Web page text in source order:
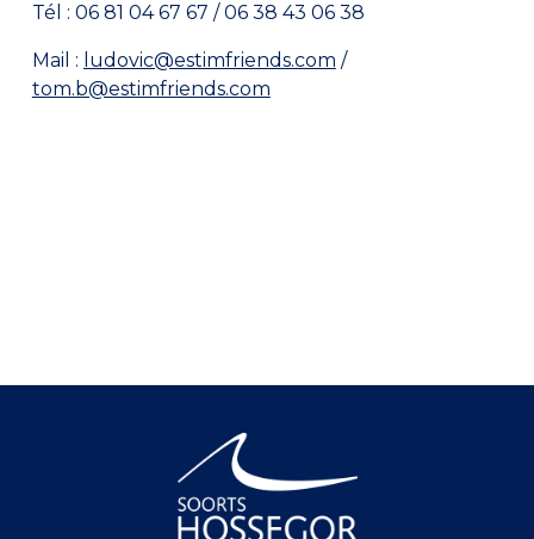
Tél : 06 81 04 67 67 / 06 38 43 06 38
Mail : ludovic@estimfriends.com /
tom.b@estimfriends.com